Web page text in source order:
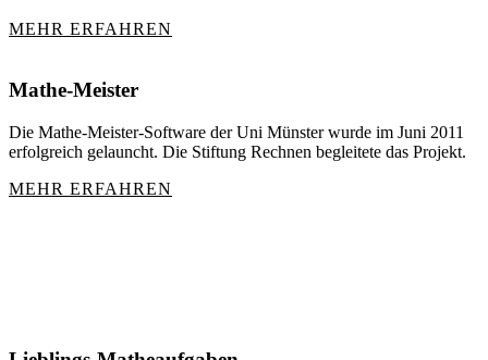
MEHR ERFAHREN
Mathe-Meister
Die Mathe-Meister-Software der Uni Münster wurde im Juni 2011
erfolgreich gelauncht. Die Stiftung Rechnen begleitete das Projekt.
MEHR ERFAHREN